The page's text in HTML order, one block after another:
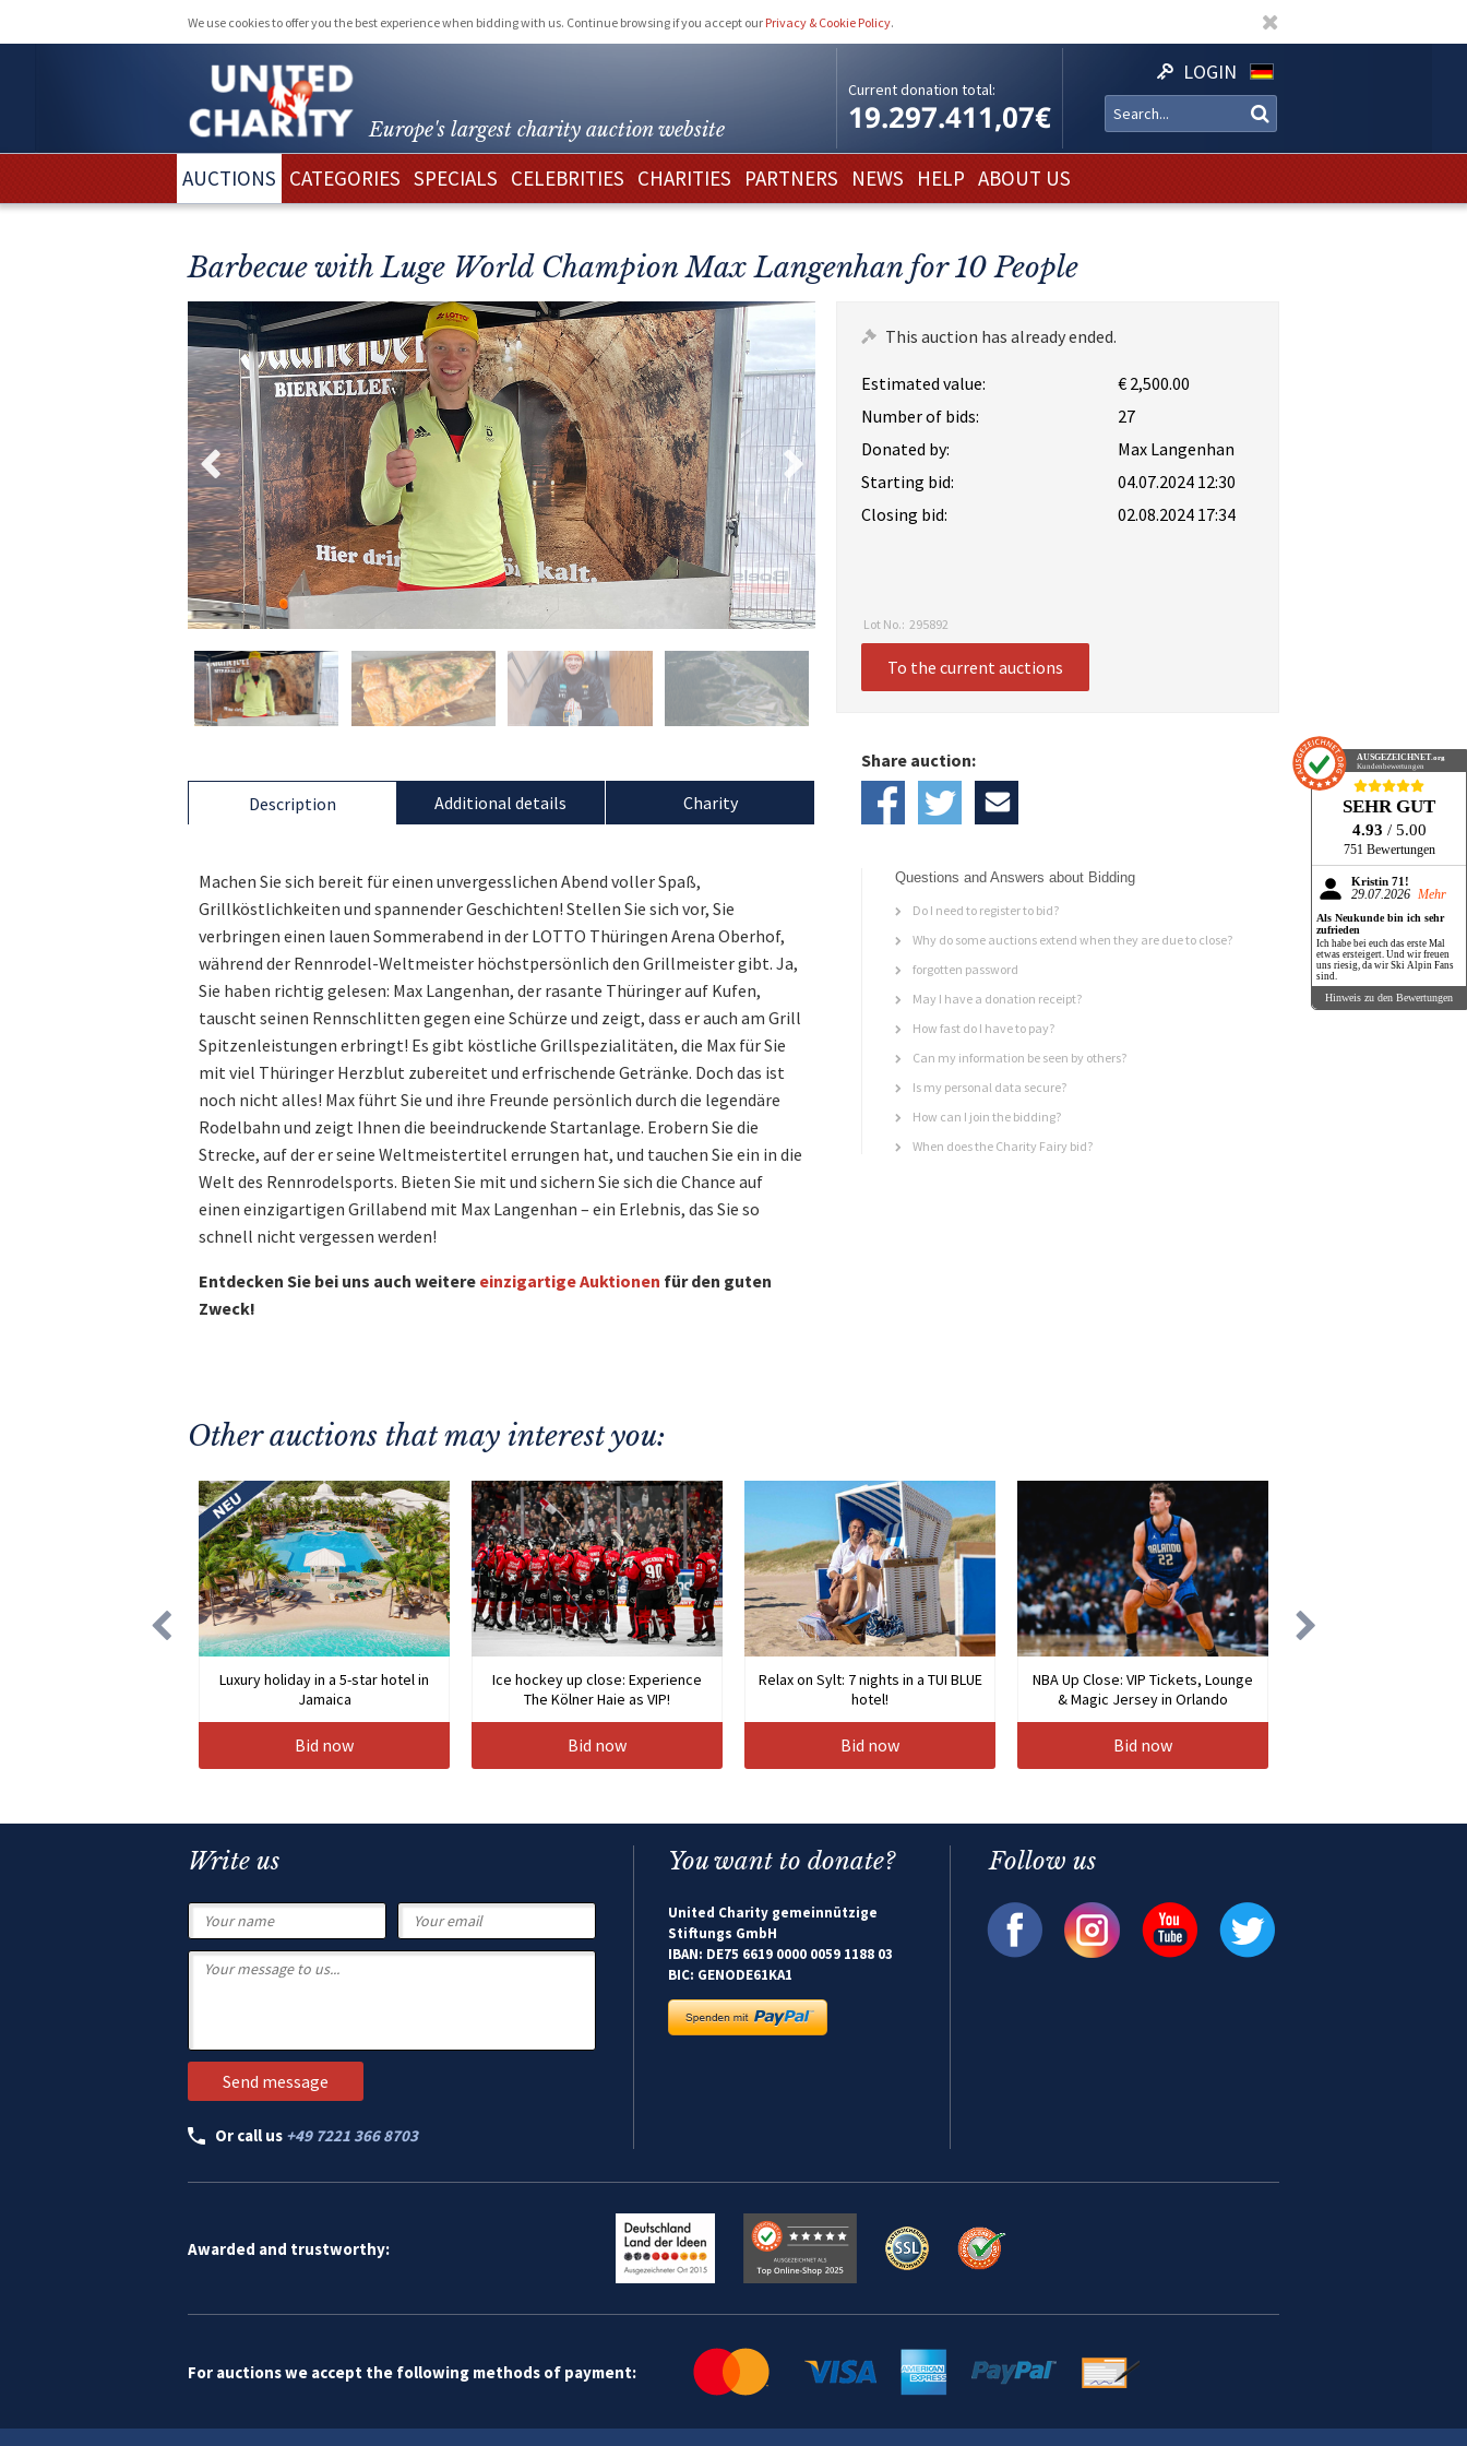
We use cookies to offer you the best experience when bidding with us. Continue browsing if you accept our Privacy & Cookie Policy.
Europe's largest charity auction website
Current donation total:
19.297.411,07€
LOGIN
AUCTIONS CATEGORIES SPECIALS CELEBRITIES CHARITIES PARTNERS NEWS HELP ABOUT US
Barbecue with Luge World Champion Max Langenhan for 10 People
This auction has already ended.
Estimated value:
€ 2,500.00
Number of bids:
27
Donated by:
Max Langenhan
Starting bid:
04.07.2024 12:30
Closing bid:
02.08.2024 17:34
Lot No.: 295892
To the current auctions
Description
Machen Sie sich bereit für einen unvergesslichen Abend voller Spaß,
Grillköstlichkeiten und spannender Geschichten! Stellen Sie sich vor, Sie
verbringen einen lauen Sommerabend in der LOTTO Thüringen Arena Oberhof,
während der Rennrodel-Weltmeister höchstpersönlich den Grillmeister gibt. Ja,
Sie haben richtig gelesen: Max Langenhan, der rasante Thüringer auf Kufen,
tauscht seinen Rennschlitten gegen eine Schürze und zeigt, dass er auch am Grill
Spitzenleistungen erbringt! Es gibt köstliche Grillspezialitäten, die Max für Sie
mit viel Thüringer Herzblut zubereitet und erfrischende Getränke. Doch das ist
noch nicht alles! Max führt Sie und ihre Freunde persönlich durch die legendäre
Rodelbahn und zeigt Ihnen die beeindruckende Startanlage. Erobern Sie die
Strecke, auf der er seine Weltmeistertitel errungen hat, und tauchen Sie ein in die
Welt des Rennrodelsports. Bieten Sie mit und sichern Sie sich die Chance auf
einen einzigartigen Grillabend mit Max Langenhan – ein Erlebnis, das Sie so
schnell nicht vergessen werden!
Entdecken Sie bei uns auch weitere einzigartige Auktionen für den guten
Zweck!
Additional details Charity
Share auction:
Questions and Answers about Bidding
Do I need to register to bid?
Why do some auctions extend when they are due to close?
forgotten password
May I have a donation receipt?
How fast do I have to pay?
Can my information be seen by others?
Is my personal data secure?
How can I join the bidding?
When does the Charity Fairy bid?
Other auctions that may interest you:
Luxury holiday in a 5-star hotel in
Jamaica
Bid now
Ice hockey up close: Experience
The Kölner Haie as VIP!
Bid now
Relax on Sylt: 7 nights in a TUI BLUE
hotel!
Bid now
NBA Up Close: VIP Tickets, Lounge
& Magic Jersey in Orlando
Bid now
Write us
Or call us +49 7221 366 8703
You want to donate?
United Charity gemeinnützige
Stiftungs GmbH
IBAN: DE75 6619 0000 0059 1188 03
BIC: GENODE61KA1
Follow us
Awarded and trustworthy:
For auctions we accept the following methods of payment:
AUSGEZEICHNET.org
Kundenbewertungen
SEHR GUT
4.93 / 5.00
751 Bewertungen
Kristin 71!
29.07.2026 Mehr
Als Neukunde bin ich sehr
zufrieden
Ich habe bei euch das erste Mal
etwas ersteigert. Und wir freuen
uns riesig, da wir Ski Alpin Fans
sind.
Hinweis zu den Bewertungen